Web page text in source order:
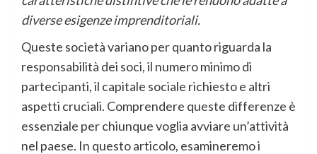
diverse esigenze imprenditoriali.
Queste società variano per quanto riguarda la
responsabilità dei soci, il numero minimo di
partecipanti, il capitale sociale richiesto e altri
aspetti cruciali. Comprendere queste differenze è
essenziale per chiunque voglia avviare un’attività
nel paese. In questo articolo, esamineremo i